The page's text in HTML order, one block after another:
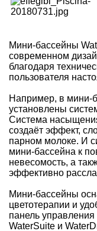
Мини-бассейны
современном
благодаря
пользователя
Например, в мини-
установлены
Система
создаёт эффект,
парном молоке. И
мини-бассейна к
невесомость, а
эффективно
Мини-бассейны
цветотерапии и
панель
WaterSuite и